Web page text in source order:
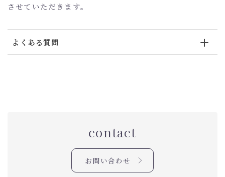
させていただきます。
よくある質問
contact
お問い合わせ